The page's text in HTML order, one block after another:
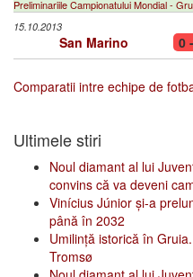
Preliminariile Campionatului Mondial -
15.10.2013
San Marino 0
Comparatii intre echipe de
Ultimele stiri
Noul diamant al lui
convins că va deveni
Vinícius Júnior și-a
până în 2032
Umilință istorică în
Tromsø